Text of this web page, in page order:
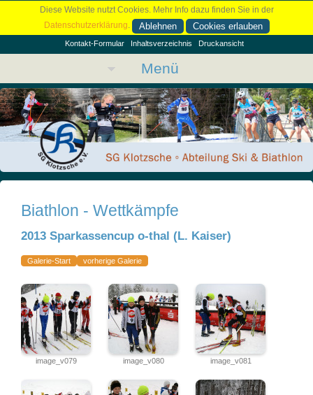
Diese Website nutzt Cookies. Mehr Info dazu finden Sie in der
Datenschutzerklärung. Ablehnen Cookies erlauben
Kontakt-Formular Inhaltsverzeichnis Druckansicht
Menü
Biathlon - Wettkämpfe
2013 Sparkassencup o-thal (L. Kaiser)
Galerie-Start vorherige Galerie
image_v079 image_v080 image_v081